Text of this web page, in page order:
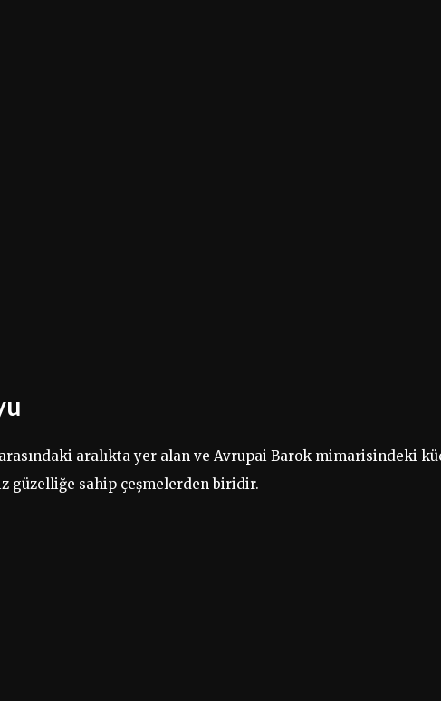
aralıkta yer alan ve Avrupai Barok mimarisindeki
güzelliğe sahip çeşmelerden biridir.